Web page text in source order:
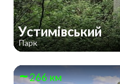
Устимівський
Парк
266 км